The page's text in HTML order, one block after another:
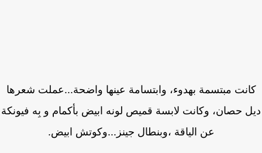
مبتسمة بهدوء، وابتسامة عينها واضحة...عملت شعرها
حصان، وكانت لابسة قميص لونه ابيض بأكمام و بِه فيونكة
عن الياقة ،وبنطال جينز...وكوتش ابيض.